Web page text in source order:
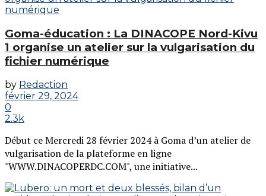
Goma-éducation : La DINACOPE Nord-Kivu
1 organise un atelier sur la vulgarisation du
fichier numérique
by Redaction
février 29, 2024
0
2.3k
Début ce Mercredi 28 février 2024 à Goma d’un atelier de
vulgarisation de la plateforme en ligne
"WWW.DINACOPERDC.COM", une initiative...